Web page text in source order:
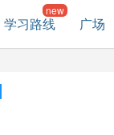
学习路线 广场